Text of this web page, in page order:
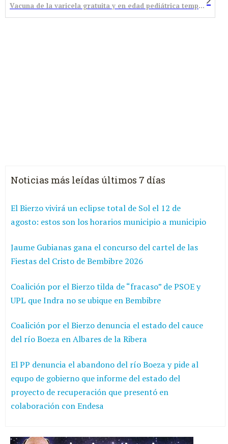
Vacuna de la varicela gratuita y en edad pediátrica temprana
Noticias más leídas últimos 7 días
El Bierzo vivirá un eclipse total de Sol el 12 de
agosto: estos son los horarios municipio a municipio
Jaume Gubianas gana el concurso del cartel de las
Fiestas del Cristo de Bembibre 2026
Coalición por el Bierzo tilda de “fracaso” de PSOE y
UPL que Indra no se ubique en Bembibre
Coalición por el Bierzo denuncia el estado del cauce
del río Boeza en Albares de la Ribera
El PP denuncia el abandono del río Boeza y pide al
equpo de gobierno que informe del estado del
proyecto de recuperación que presentó en
colaboración con Endesa